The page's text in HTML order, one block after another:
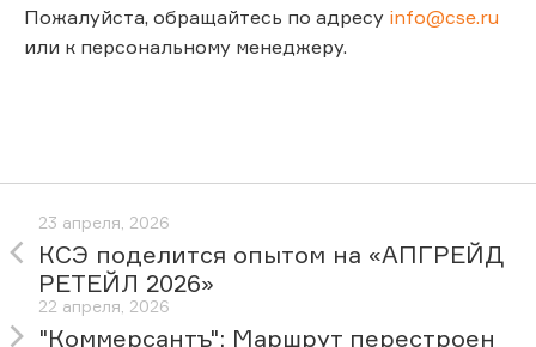
Пожалуйста, обращайтесь по адресу info@cse.ru
или к персональному менеджеру.
23 апреля, 2026
КСЭ поделится опытом на «АПГРЕЙД
РЕТЕЙЛ 2026»
22 апреля, 2026
"Коммерсантъ": Маршрут перестроен